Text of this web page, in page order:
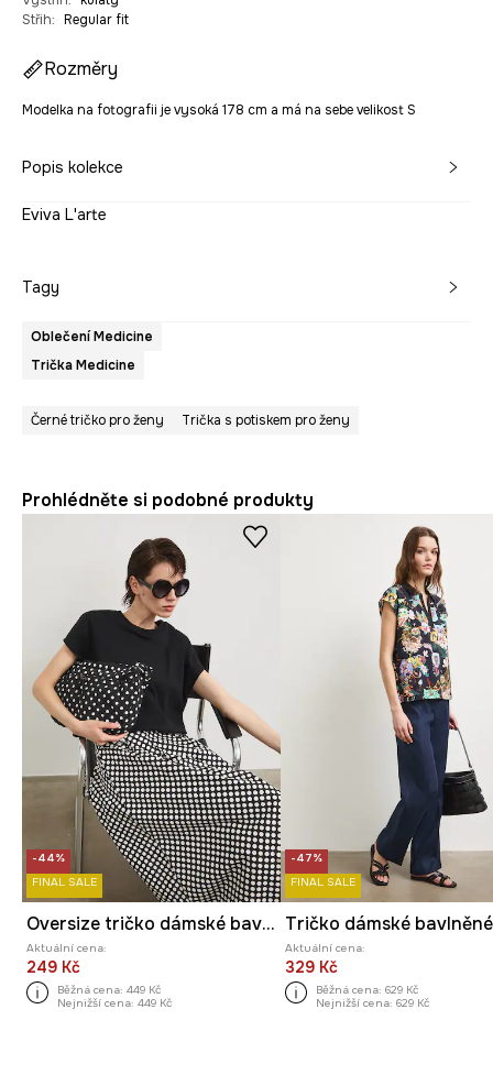
Střih: Regular fit
Rozměry
Modelka na fotografii je vysoká 178 cm a má na sebe velikost S
Popis kolekce
Eviva L'arte
Tagy
Oblečení Medicine
Trička Medicine
Černé tričko pro ženy Trička s potiskem pro ženy
Prohlédněte si podobné produkty
-44%
FINAL SALE
Oversize tričko dámské bavlněné s elastanem
Aktuální cena:
249 Kč
Běžná cena: 449 Kč
Nejnižší cena: 449 Kč
-47%
FINAL SALE
Aktuální cena:
329 Kč
Běžná cena: 629 Kč
Nejnižší cena: 629 Kč